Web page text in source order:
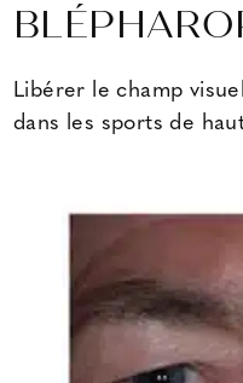
Libérer le champ
dans les sports de